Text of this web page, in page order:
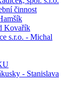
činnost
Kovařík
s.r.o. - Michal
- Stanislava